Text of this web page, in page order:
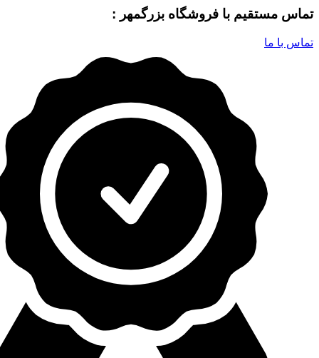
تماس مستقیم با فروشگاه بزرگمهر :
تماس با ما